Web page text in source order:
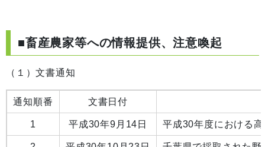
■畜産農家等への情報提供、注意喚起
（１）文書通知
通知順番 文書日付
1 平成30年9月14日 平成30年度における